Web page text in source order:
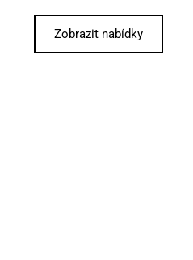
Zobrazit nabídky